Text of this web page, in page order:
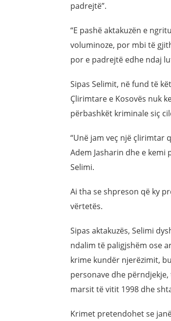
padrejtë”.
“E pashë aktakuzën e
voluminoze, por mbi të
por e padrejtë edhe ndaj
Sipas Selimit, në fund të
Çlirimtare e Kosovës nuk
përbashkët kriminale siç
“Unë jam veç një çlirimtar
Adem Jasharin dhe e kemi
Selimi.
Ai tha se shpreson që ky
vërtetës.
Sipas aktakuzës, Selimi
ndalim të paligjshëm ose
krime kundër njerëzimit,
personave dhe
marsit të vitit 1998 dhe
Krimet pretendohet se